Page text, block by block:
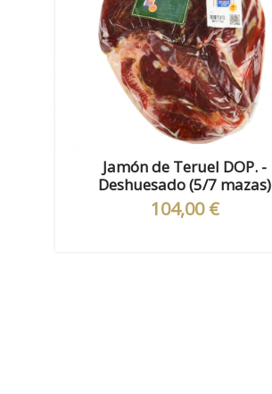
Jamón de Teruel DOP. -
Deshuesado (5/7 mazas)
104,00 €